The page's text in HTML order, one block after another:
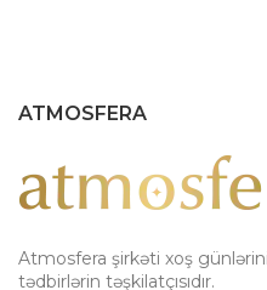
ATMOSFERA
Atmosfera şirkəti xoş
tədbirlərin təşkilatçısıdır.